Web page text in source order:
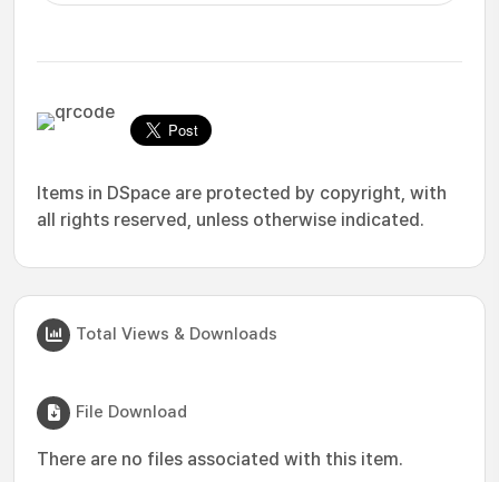
Items in DSpace are protected by copyright, with
all rights reserved, unless otherwise indicated.
Total Views & Downloads
File Download
There are no files associated with this item.